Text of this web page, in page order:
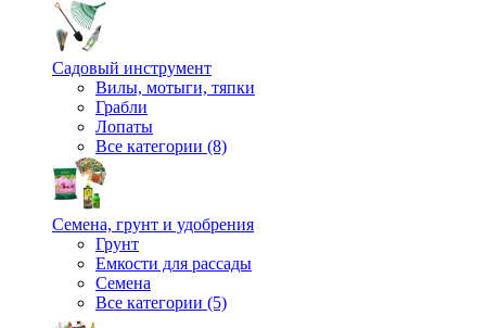
Садовый инструмент
Вилы, мотыги, тяпки
Грабли
Лопаты
Все категории (8)
Семена, грунт и удобрения
Грунт
Емкости для рассады
Семена
Все категории (5)